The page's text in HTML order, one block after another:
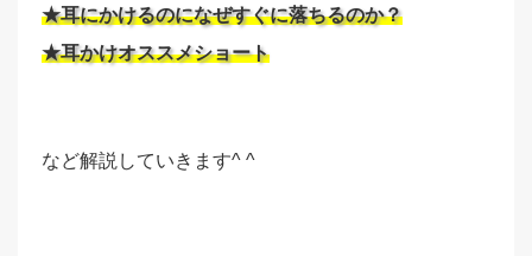
★耳にかけるのになぜすぐに落ちるのか？
★耳かけオススメショート
など解説していきます^ ^